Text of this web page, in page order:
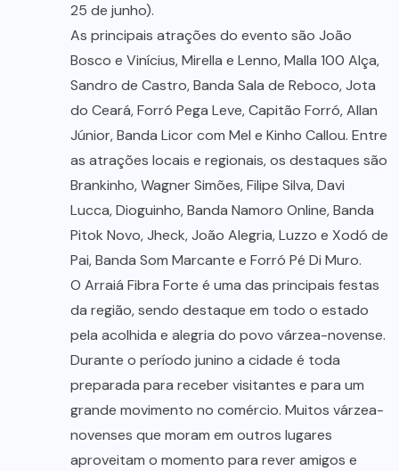
25 de junho).
As principais atrações do evento são João
Bosco e Vinícius, Mirella e Lenno, Malla 100 Alça,
Sandro de Castro, Banda Sala de Reboco, Jota
do Ceará, Forró Pega Leve, Capitão Forró, Allan
Júnior, Banda Licor com Mel e Kinho Callou. Entre
as atrações locais e regionais, os destaques são
Brankinho, Wagner Simões, Filipe Silva, Davi
Lucca, Dioguinho, Banda Namoro Online, Banda
Pitok Novo, Jheck, João Alegria, Luzzo e Xodó de
Pai, Banda Som Marcante e Forró Pé Di Muro.
O Arraiá Fibra Forte é uma das principais festas
da região, sendo destaque em todo o estado
pela acolhida e alegria do povo várzea-novense.
Durante o período junino a cidade é toda
preparada para receber visitantes e para um
grande movimento no comércio. Muitos várzea-
novenses que moram em outros lugares
aproveitam o momento para rever amigos e